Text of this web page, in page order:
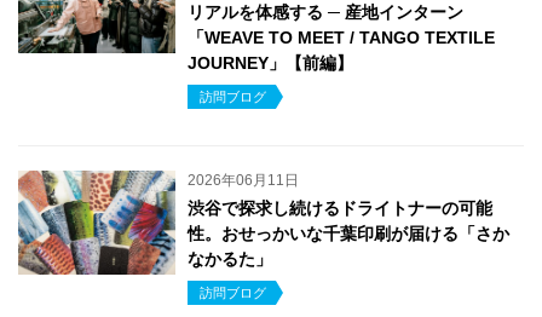
リアルを体感する ─ 産地インターン
「WEAVE TO MEET / TANGO TEXTILE
JOURNEY」【前編】
訪問ブログ
2026年06月11日
渋谷で探求し続けるドライトナーの可能
性。おせっかいな千葉印刷が届ける「さか
なかるた」
訪問ブログ